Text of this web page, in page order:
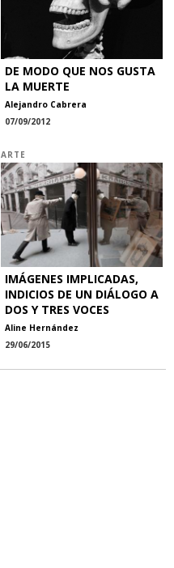
DE MODO QUE NOS GUSTA
LA MUERTE
Alejandro Cabrera
07/09/2012
ARTE
IMÁGENES IMPLICADAS,
INDICIOS DE UN DIÁLOGO A
DOS Y TRES VOCES
Aline Hernández
29/06/2015